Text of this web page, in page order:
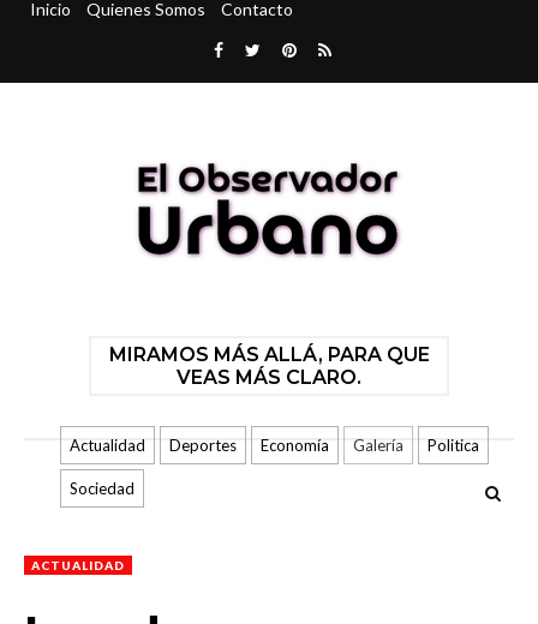
Inicio Quienes Somos Contacto
MIRAMOS MÁS ALLÁ, PARA QUE
VEAS MÁS CLARO.
Actualidad Deportes Economía Galería Politica
Sociedad
ACTUALIDAD